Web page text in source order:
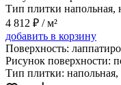
Тип плитки напольная,
4 812 ₽ / м²
добавить в корзину
Поверхность:
Рисунок поверхности:
Тип плитки: напольная,